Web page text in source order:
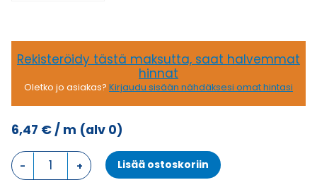
Rekisteröidy tästä maksutta, saat halvemmat
hinnat
Oletko jo asiakas? Kirjaudu sisään nähdäksesi omat hintasi
6,47 €/ m (alv 0)
Ketjukaapeli
KAWEFLEX
Lisää ostoskoriin